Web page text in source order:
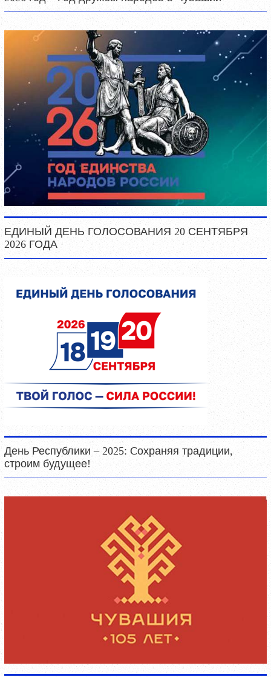
ЕДИНЫЙ ДЕНЬ ГОЛОСОВАНИЯ 20 СЕНТЯБРЯ
2026 ГОДА
День Республики – 2025: Cохраняя традиции,
строим будущее!